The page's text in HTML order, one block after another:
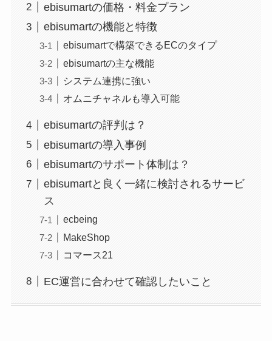
ebisumartの価格・料金プラン
ebisumartの機能と特徴
ebisumartで構築できるECのタイプ
ebisumartの主な機能
システム連携に強い
オムニチャネルも導入可能
ebisumartの評判は？
ebisumartの導入事例
ebisumartのサポート体制は？
ebisumartと良く一緒に検討されるサービ
ス
ecbeing
MakeShop
コマース21
EC運営に合わせて確認したいこと